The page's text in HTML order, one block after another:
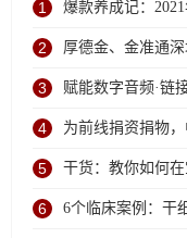
1 爆款养成记：
国SUV销量冠军
2 厚德金、金准通
3 赋能数字音频·链
三届深圳国际数字
开幕
4 为前线捐资捐物，
5 干货：教你如何
互联及映射的教程
6 6个临床案例：干